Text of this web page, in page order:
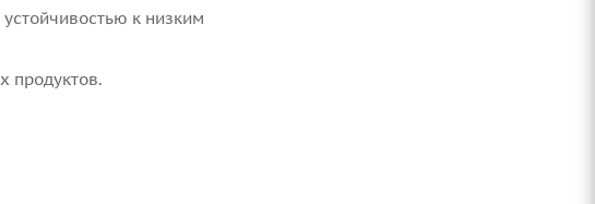
к низким
продуктов.